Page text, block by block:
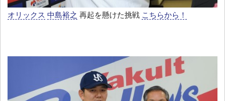
オリックス 中島裕之 再起を懸けた挑戦 こちらから！